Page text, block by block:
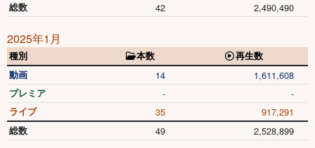
総数 42 2,490,490
2025年1月
種別 本数
再生数
動画
14 1,611,608
プレミア - -
ライブ 35 917,291
総数 49 2,528,899